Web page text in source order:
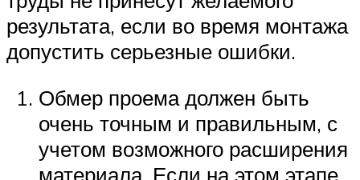
результата, если во время монтажа
допустить серьезные ошибки.
Обмер проема должен быть
очень точным и правильным, с
учетом возможного расширения
материала. Если на этом этапе